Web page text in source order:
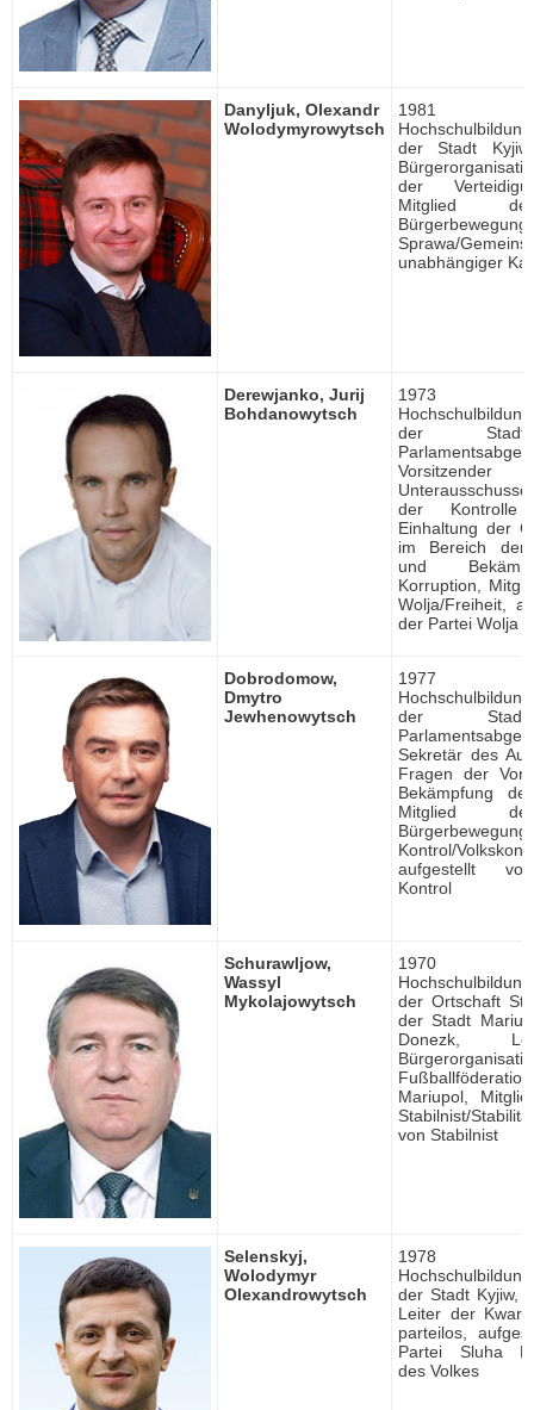
Danyljuk, Olexandr
Wolodymyrowytsch
1981
der Stadt
der
Mitglied
Sprawa/
unabhängiger
Derewjanko, Jurij
Bohdanowytsch
1973
der
der
Einhaltung der
im Bereich der
und
Korruption,
Wolja/Freiheit,
der Partei Wolja
Dobrodomow,
Dmytro
Jewhenowytsch
1977
der
Sekretär des
Fragen der
Bekämpfung
Mitglied
Kontrol/
aufgestellt
Kontrol
Schurawljow,
Wassyl
Mykolajowytsch
1970
der Ortschaft
der Stadt
Donezk,
Mariupol,
Stabilnist/
von Stabilnist
Selenskyj,
Wolodymyr
Olexandrowytsch
1978
der Stadt Kyjiw,
Leiter der
parteilos,
Partei Sluha
des Volkes